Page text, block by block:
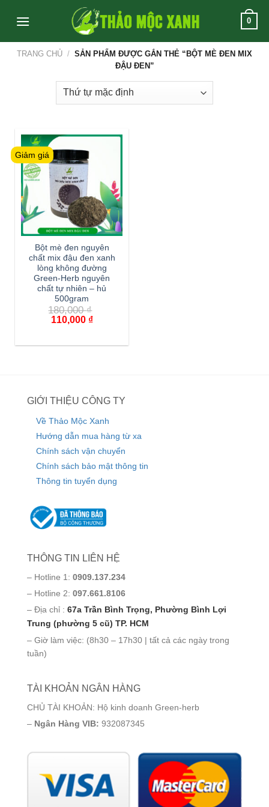
0
TRANG CHỦ / SẢN PHẨM ĐƯỢC GẮN THẺ “BỘT MÈ ĐEN MIX
ĐẬU ĐEN”
Giảm giá
Bột mè đen nguyên
chất mix đậu đen xanh
lòng không đường
Green-Herb nguyên
chất tự nhiên – hủ
500gram
180,000₫
110,000 ₫
GIỚI THIỆU CÔNG TY
Về Thảo Mộc Xanh
Hướng dẫn mua hàng từ xa
Chính sách vận chuyển
Chính sách bảo mật thông tin
Thông tin tuyển dụng
THÔNG TIN LIÊN HỆ
– Hotline 1: 0909.137.234
– Hotline 2: 097.661.8106
– Địa chỉ : 67a Trần Bình Trọng, Phường Bình Lợi
Trung (phường 5 cũ) TP. HCM
– Giờ làm việc: (8h30 – 17h30 | tất cả các ngày trong
tuần)
TÀI KHOẢN NGÂN HÀNG
CHỦ TÀI KHOẢN: Hộ kinh doanh Green-herb
– Ngân Hàng VIB: 932087345